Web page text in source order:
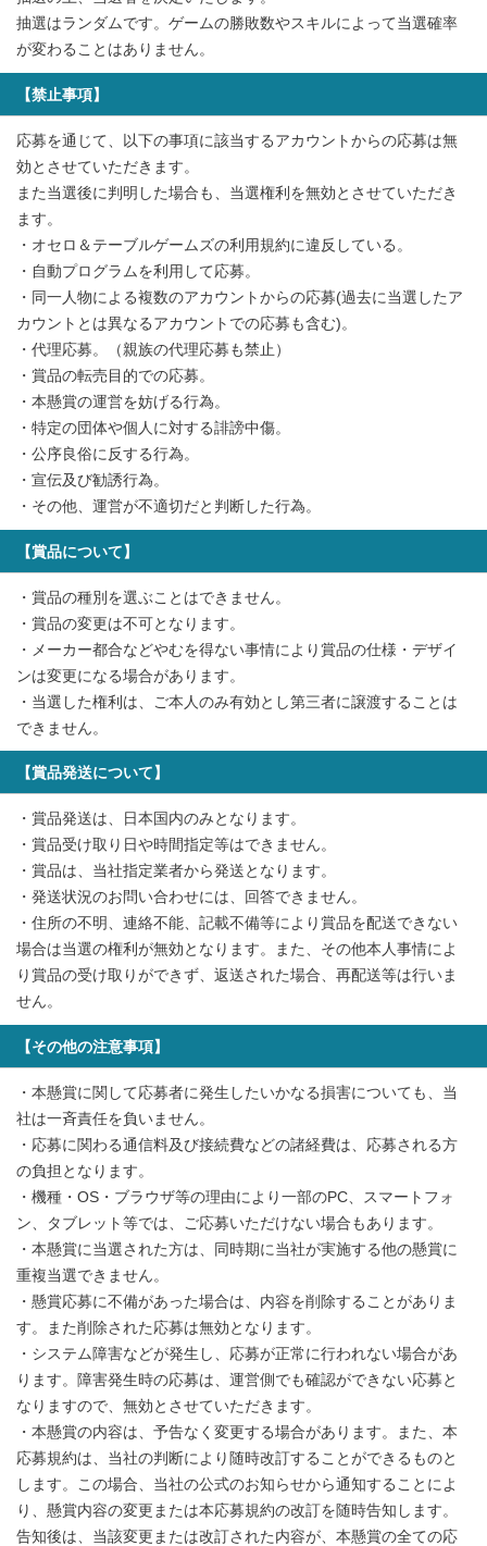
抽選はランダムです。ゲームの勝敗数やスキルによって当選確率
が変わることはありません。
【禁止事項】
応募を通じて、以下の事項に該当するアカウントからの応募は無
効とさせていただきます。
また当選後に判明した場合も、当選権利を無効とさせていただき
ます。
・オセロ＆テーブルゲームズの利用規約に違反している。
・自動プログラムを利用して応募。
・同一人物による複数のアカウントからの応募(過去に当選したア
カウントとは異なるアカウントでの応募も含む)。
・代理応募。（親族の代理応募も禁止）
・賞品の転売目的での応募。
・本懸賞の運営を妨げる行為。
・特定の団体や個人に対する誹謗中傷。
・公序良俗に反する行為。
・宣伝及び勧誘行為。
・その他、運営が不適切だと判断した行為。
【賞品について】
・賞品の種別を選ぶことはできません。
・賞品の変更は不可となります。
・メーカー都合などやむを得ない事情により賞品の仕様・デザイ
ンは変更になる場合があります。
・当選した権利は、ご本人のみ有効とし第三者に譲渡することは
できません。
【賞品発送について】
・賞品発送は、日本国内のみとなります。
・賞品受け取り日や時間指定等はできません。
・賞品は、当社指定業者から発送となります。
・発送状況のお問い合わせには、回答できません。
・住所の不明、連絡不能、記載不備等により賞品を配送できない
場合は当選の権利が無効となります。また、その他本人事情によ
り賞品の受け取りができず、返送された場合、再配送等は行いま
せん。
【その他の注意事項】
・本懸賞に関して応募者に発生したいかなる損害についても、当
社は一斉責任を負いません。
・応募に関わる通信料及び接続費などの諸経費は、応募される方
の負担となります。
・機種・OS・ブラウザ等の理由により一部のPC、スマートフォ
ン、タブレット等では、ご応募いただけない場合もあります。
・本懸賞に当選された方は、同時期に当社が実施する他の懸賞に
重複当選できません。
・懸賞応募に不備があった場合は、内容を削除することがありま
す。また削除された応募は無効となります。
・システム障害などが発生し、応募が正常に行われない場合があ
ります。障害発生時の応募は、運営側でも確認ができない応募と
なりますので、無効とさせていただきます。
・本懸賞の内容は、予告なく変更する場合があります。また、本
応募規約は、当社の判断により随時改訂することができるものと
します。この場合、当社の公式のお知らせから通知することによ
り、懸賞内容の変更または本応募規約の改訂を随時告知します。
告知後は、当該変更または改訂された内容が、本懸賞の全ての応